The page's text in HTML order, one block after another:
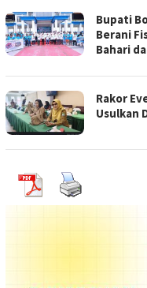
Bupati
Berani
Bahari
Rakor
Usulkan